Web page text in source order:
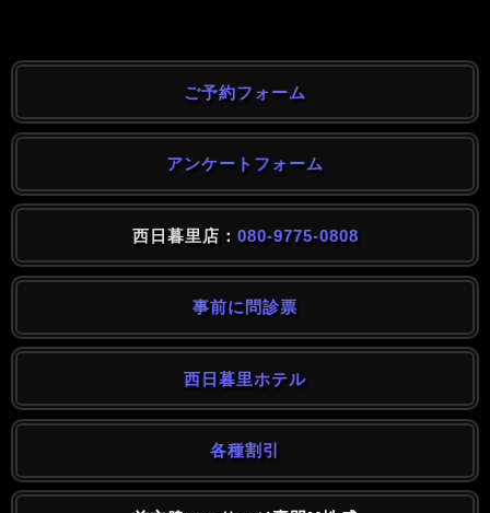
ご予約フォーム
アンケートフォーム
西日暮里店： 080-9775-0808
事前に問診票
西日暮里ホテル
各種割引